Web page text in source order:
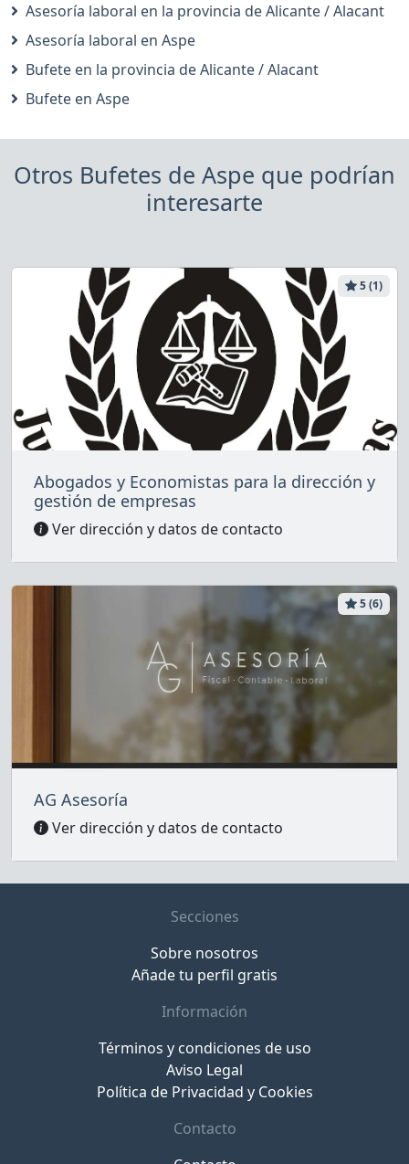
Asesoría laboral en la provincia de Alicante / Alacant
Asesoría laboral en Aspe
Bufete en la provincia de Alicante / Alacant
Bufete en Aspe
Otros Bufetes de Aspe que podrían
interesarte
5 (1)
Abogados y Economistas para la dirección y
gestión de empresas
Ver dirección y datos de contacto
5 (6)
AG Asesoría
Ver dirección y datos de contacto
Secciones
Sobre nosotros
Añade tu perfil gratis
Información
Términos y condiciones de uso
Aviso Legal
Política de Privacidad y Cookies
Contacto